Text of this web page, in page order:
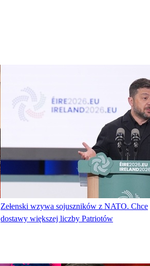
Zełenski wzywa sojuszników z NATO. Chce
dostawy większej liczby Patriotów